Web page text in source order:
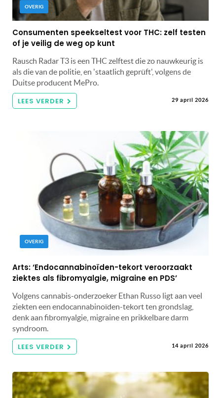
OVERIG
Consumenten speekseltest voor THC: zelf testen
of je veilig de weg op kunt
Rausch Radar T3 is een THC zelftest die zo nauwkeurig is
als die van de politie, en 'staatlich geprüft', volgens de
Duitse producent MePro.
LEES VERDER 29 april 2026
OVERIG
Arts: ‘Endocannabinoïden-tekort veroorzaakt
ziektes als fibromyalgie, migraine en PDS’
Volgens cannabis-onderzoeker Ethan Russo ligt aan veel
ziekten een endocannabinoïden-tekort ten grondslag,
denk aan fibromyalgie, migraine en prikkelbare darm
syndroom.
LEES VERDER 14 april 2026